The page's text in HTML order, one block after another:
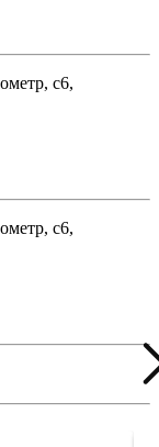
с6,
с6,